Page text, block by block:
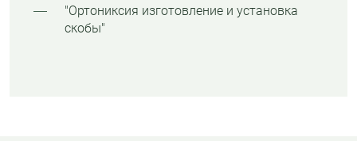
"Ортониксия изготовление и установка
скобы"